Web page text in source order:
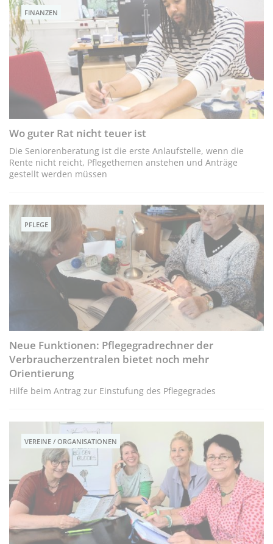
FINANZEN
Wo guter Rat nicht teuer ist
Die Seniorenberatung ist die erste Anlaufstelle, wenn die
Rente nicht reicht, Pflegethemen anstehen und Anträge
gestellt werden müssen
PFLEGE
Neue Funktionen: Pflegegradrechner der
Verbraucherzentralen bietet noch mehr
Orientierung
Hilfe beim Antrag zur Einstufung des Pflegegrades
VEREINE / ORGANISATIONEN